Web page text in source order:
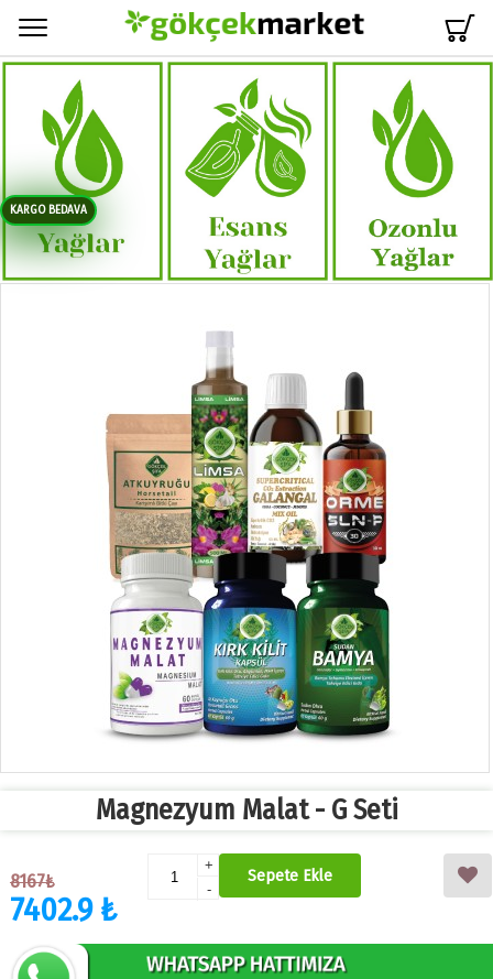
KARGO BEDAVA
Magnezyum Malat - G Seti
8167₺
7402.9 ₺
+
-
Sepete Ekle